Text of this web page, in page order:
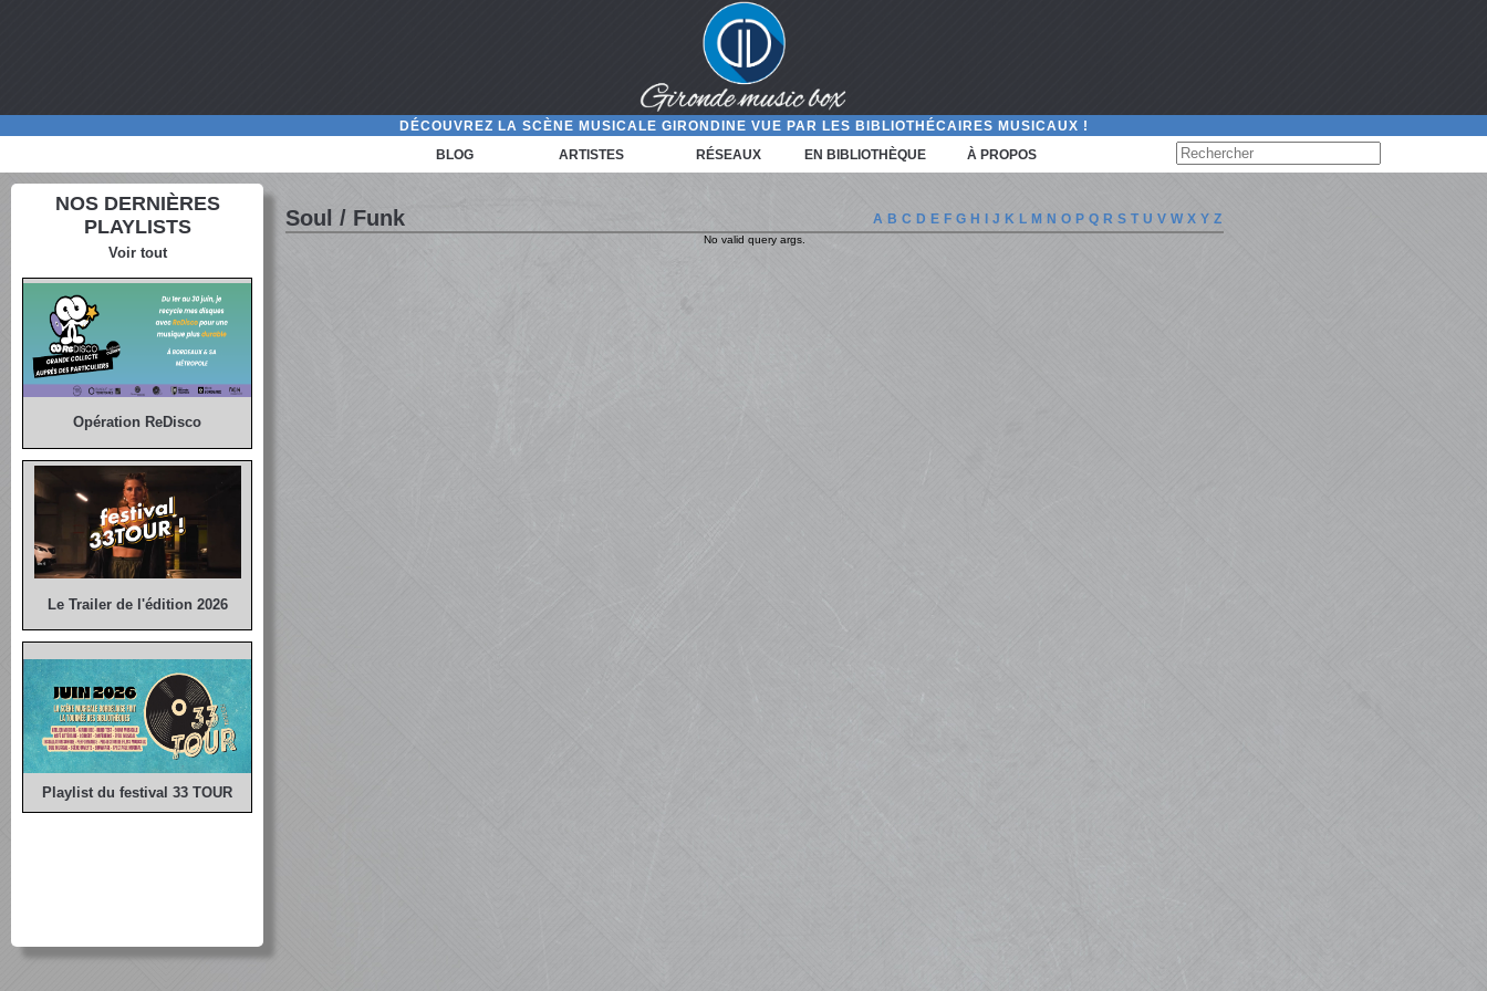
DÉCOUVREZ LA SCÈNE MUSICALE GIRONDINE VUE PAR LES BIBLIOTHÉCAIRES MUSICAUX !
BLOG
ARTISTES RÉSEAUX EN BIBLIOTHÈQUE À PROPOS
NOS DERNIÈRES
PLAYLISTS
Voir tout
Opération ReDisco
Le Trailer de l'édition 2026
Playlist du festival 33 TOUR
Soul / Funk A B C D E F G H I J K L M N O P Q R S T U V W X Y Z
No valid query args.